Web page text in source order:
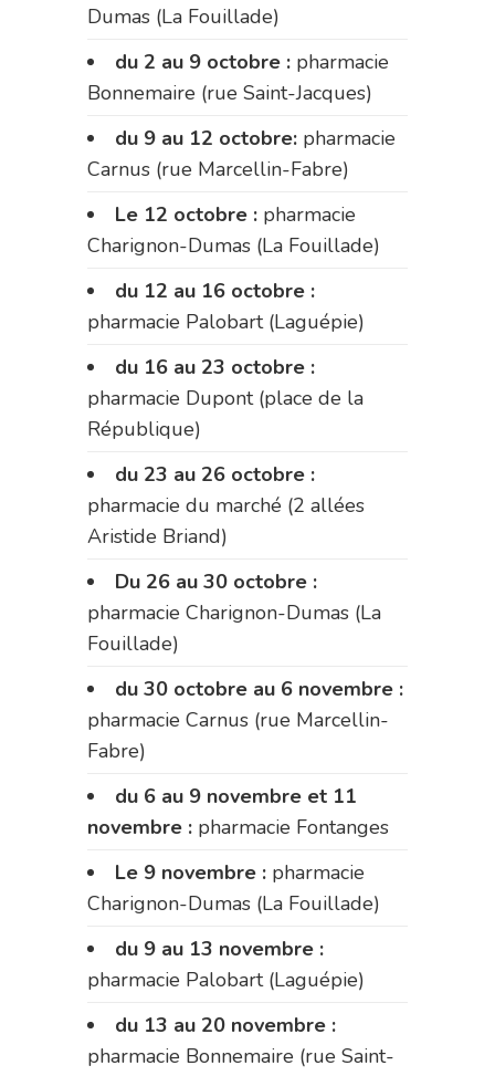
Dumas (La Fouillade)
du 2 au 9 octobre : pharmacie
Bonnemaire (rue Saint-Jacques)
du 9 au 12 octobre: pharmacie
Carnus (rue Marcellin-Fabre)
Le 12 octobre : pharmacie
Charignon-Dumas (La Fouillade)
du 12 au 16 octobre :
pharmacie Palobart (Laguépie)
du 16 au 23 octobre :
pharmacie Dupont (place de la
République)
du 23 au 26 octobre :
pharmacie du marché (2 allées
Aristide Briand)
Du 26 au 30 octobre :
pharmacie Charignon-Dumas (La
Fouillade)
du 30 octobre au 6 novembre :
pharmacie Carnus (rue Marcellin-
Fabre)
du 6 au 9 novembre et 11
novembre : pharmacie Fontanges
Le 9 novembre : pharmacie
Charignon-Dumas (La Fouillade)
du 9 au 13 novembre :
pharmacie Palobart (Laguépie)
du 13 au 20 novembre :
pharmacie Bonnemaire (rue Saint-